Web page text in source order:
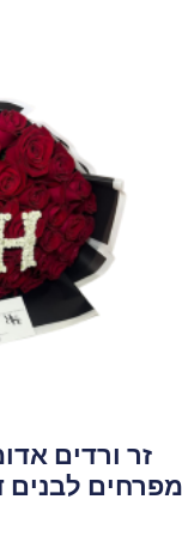
זר ורדים